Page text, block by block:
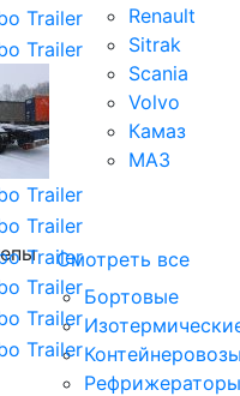
Renault
Sitrak
Scania
Volvo
Камаз
МАЗ
Смотреть все
Бортовые
Контейнеровозы
Рефрижераторы